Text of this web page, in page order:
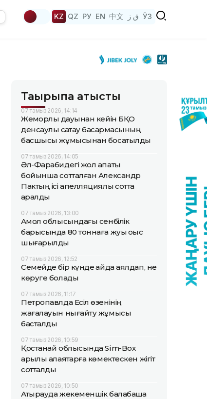
KZ QZ РУ EN 中文 ق ز ЎЗ
Тақырыпқа қатысты
07 тамыз 2026, 14:14
Жемқорлық дауынан кейін БҚО
денсаулық сақтау басқармасының
басшысы жұмысынан босатылды
07 тамыз 2026, 14:05
Әл-Фарабидегі жол апаты
бойынша сотталған Александр
Пактың ісі апелляциялық сотта
қаралды
07 тамыз 2026, 13:00
Ақмол облысындағы сенбілік
барысында 80 тоннаға жуық қоқыс
шығарылды
07 тамыз 2026, 12:52
Семейде бір күнде қайда аялдап, не
көруге болады
07 тамыз 2026, 11:17
Петропавлда Есіл өзенінің
жағалауын нығайту жұмысы
басталды
07 тамыз 2026, 10:59
Қостанай облысында Sim-Box
арқылы алаяқтарға көмектескен жігіт
сотталды
07 тамыз 2026, 10:50
Атырауда жекеменшік балабақша